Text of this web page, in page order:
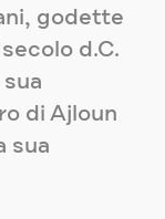
godette
d.C.
di Ajloun
sua